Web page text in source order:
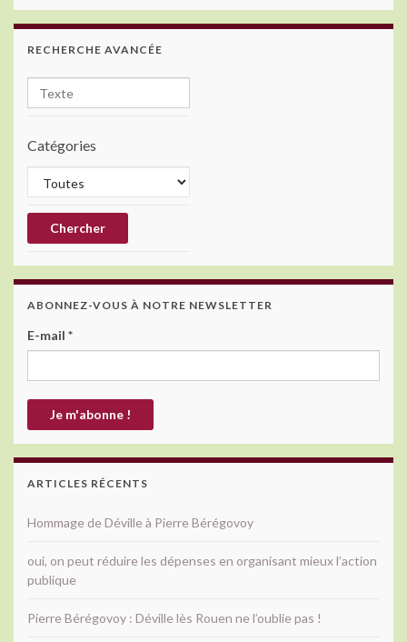
RECHERCHE AVANCÉE
Catégories
ABONNEZ-VOUS À NOTRE NEWSLETTER
E-mail *
ARTICLES RÉCENTS
Hommage de Déville à Pierre Bérégovoy
oui, on peut réduire les dépenses en organisant mieux l’action
publique
Pierre Bérégovoy : Déville lès Rouen ne l’oublie pas !